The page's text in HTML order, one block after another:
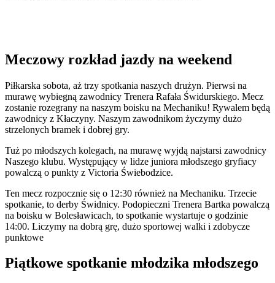
Meczowy rozkład jazdy na weekend
Piłkarska sobota, aż trzy spotkania naszych drużyn. Pierwsi na
murawę wybiegną zawodnicy Trenera Rafała Świdurskiego. Mecz
zostanie rozegrany na naszym boisku na Mechaniku! Rywalem będą
zawodnicy z Kłaczyny. Naszym zawodnikom życzymy dużo
strzelonych bramek i dobrej gry.
Tuż po młodszych kolegach, na murawę wyjdą najstarsi zawodnicy
Naszego klubu. Występujący w lidze juniora młodszego gryfiacy
powalczą o punkty z Victoria Świebodzice.
Ten mecz rozpocznie się o 12:30 również na Mechaniku. Trzecie
spotkanie, to derby Świdnicy. Podopieczni Trenera Bartka powalczą
na boisku w Bolesławicach, to spotkanie wystartuje o godzinie
14:00. Liczymy na dobrą grę, dużo sportowej walki i zdobycze
punktowe
Piątkowe spotkanie młodzika młodszego